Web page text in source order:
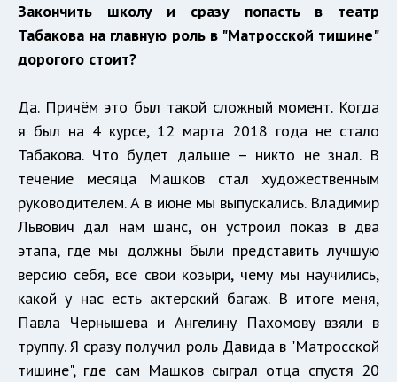
Закончить школу и сразу попасть в театр
Табакова на главную роль в "Матросской тишине"
дорогого стоит?
Да. Причём это был такой сложный момент. Когда
я был на 4 курсе, 12 марта 2018 года не стало
Табакова. Что будет дальше – никто не знал. В
течение месяца Машков стал художественным
руководителем. А в июне мы выпускались. Владимир
Львович дал нам шанс, он устроил показ в два
этапа, где мы должны были представить лучшую
версию себя, все свои козыри, чему мы научились,
какой у нас есть актерский багаж. В итоге меня,
Павла Чернышева и Ангелину Пахомову взяли в
труппу. Я сразу получил роль Давида в "Матросской
тишине", где сам Машков сыграл отца спустя 20